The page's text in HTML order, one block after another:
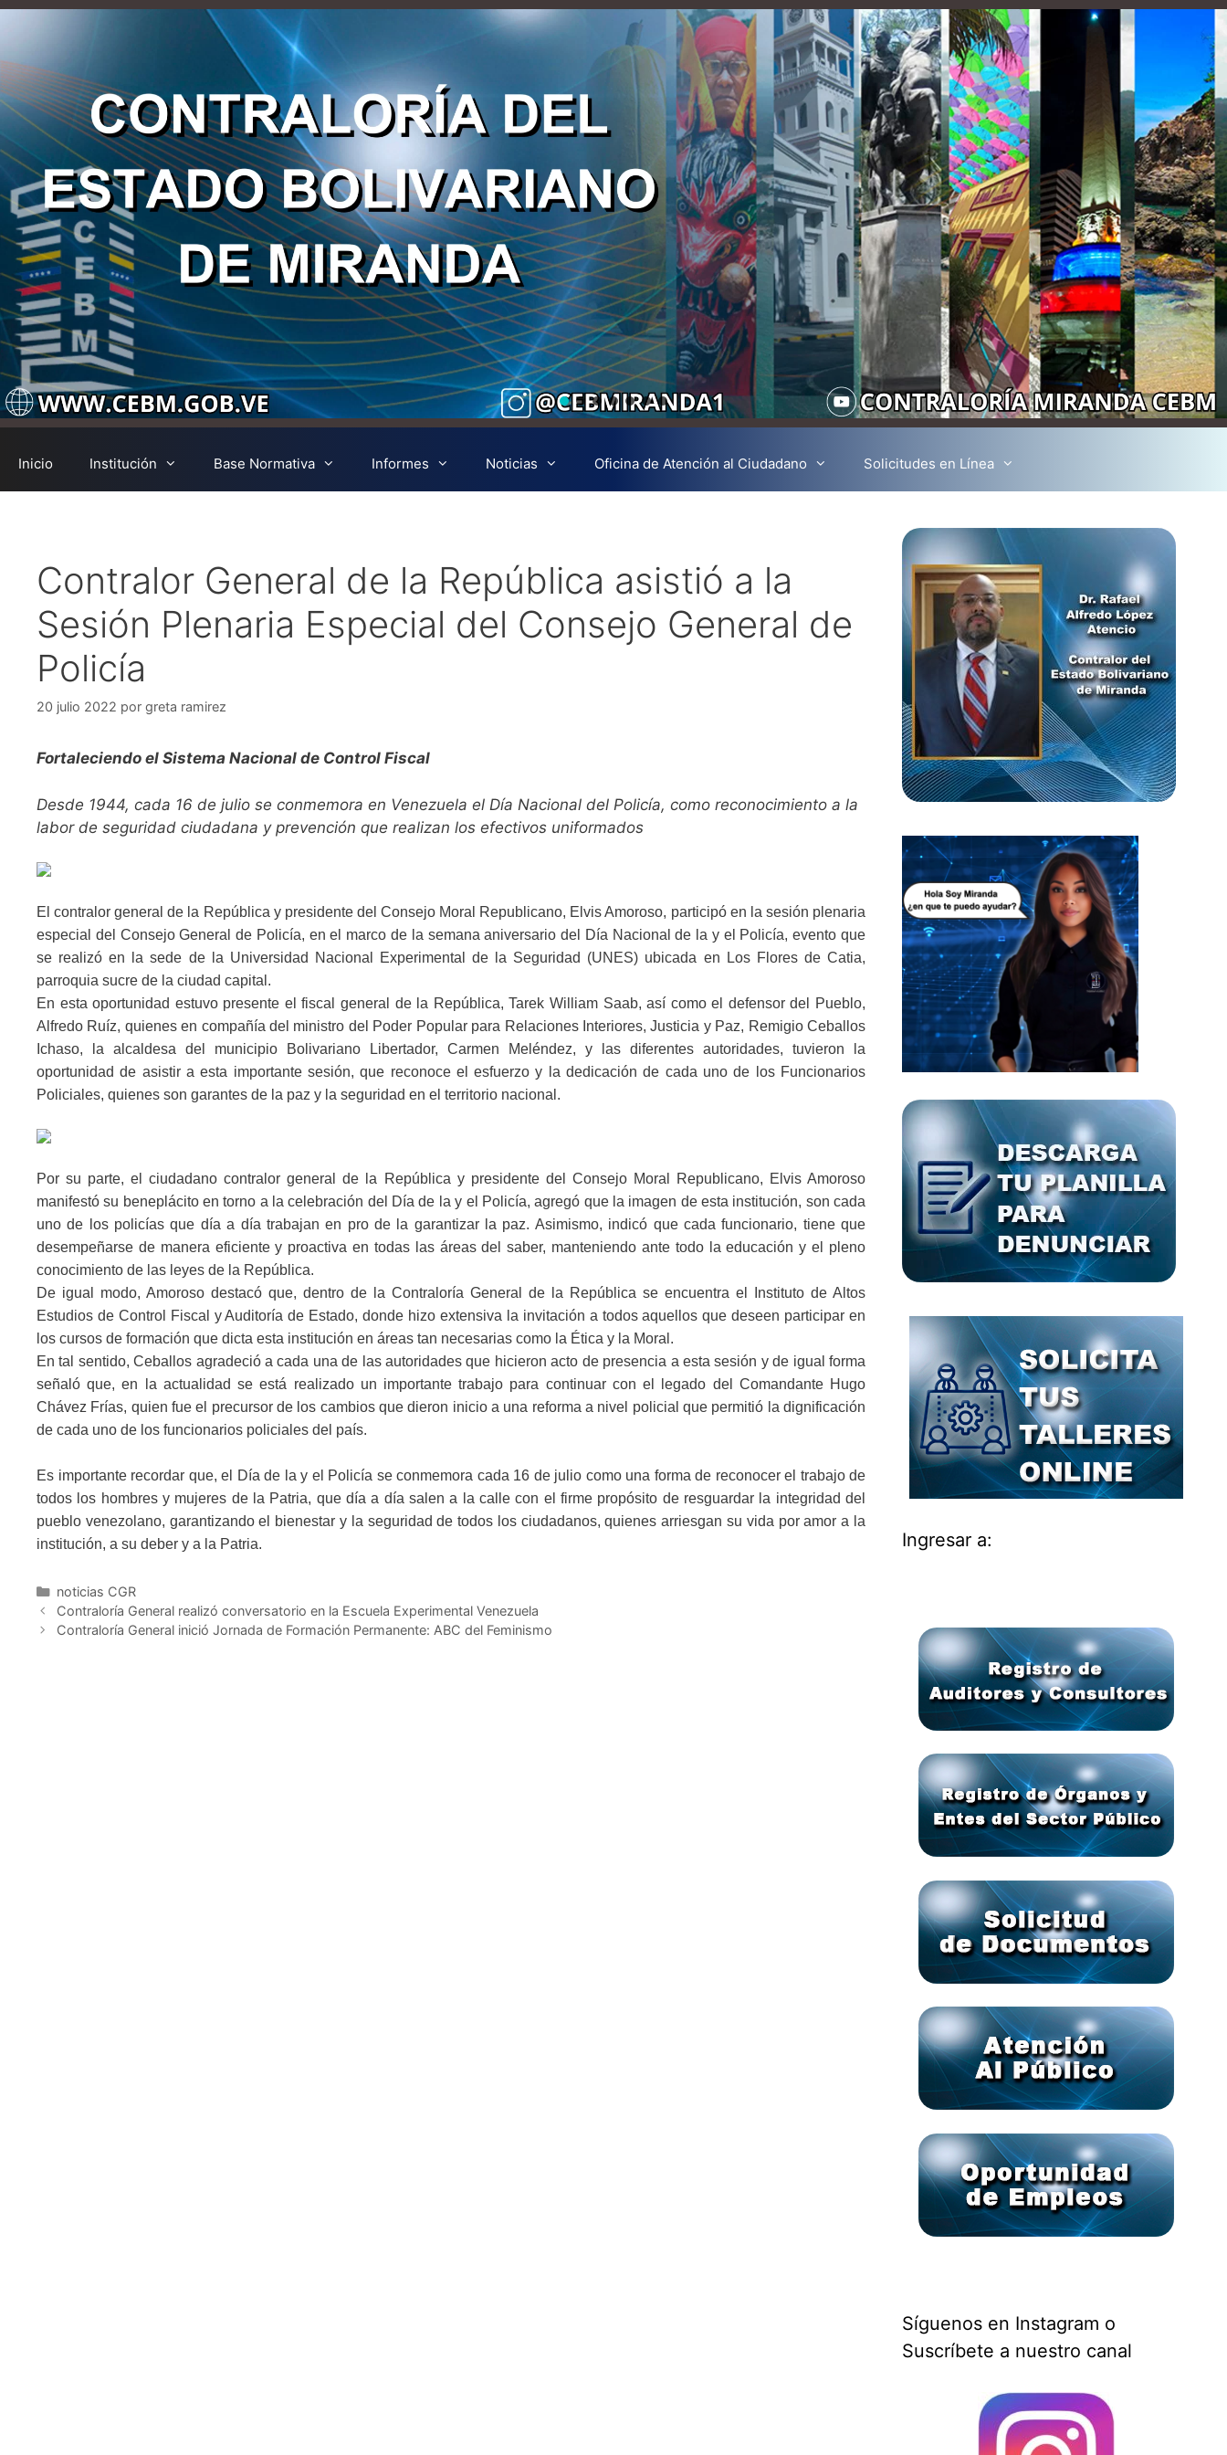
Inicio Institución Base Normativa Informes Noticias Oficina de Atención al Ciudadano Solicitudes en Línea
Contralor General de la República asistió a la
Sesión Plenaria Especial del Consejo General de
Policía
20 julio 2022 por greta ramirez
Fortaleciendo el Sistema Nacional de Control Fiscal
Desde 1944, cada 16 de julio se conmemora en Venezuela el Día Nacional del Policía, como reconocimiento a la
labor de seguridad ciudadana y prevención que realizan los efectivos uniformados
El contralor general de la República y presidente del Consejo Moral Republicano, Elvis Amoroso, participó en la sesión plenaria
especial del Consejo General de Policía, en el marco de la semana aniversario del Día Nacional de la y el Policía, evento que
se realizó en la sede de la Universidad Nacional Experimental de la Seguridad (UNES) ubicada en Los Flores de Catia,
parroquia sucre de la ciudad capital.
En esta oportunidad estuvo presente el fiscal general de la República, Tarek William Saab, así como el defensor del Pueblo,
Alfredo Ruíz, quienes en compañía del ministro del Poder Popular para Relaciones Interiores, Justicia y Paz, Remigio Ceballos
Ichaso, la alcaldesa del municipio Bolivariano Libertador, Carmen Meléndez, y las diferentes autoridades, tuvieron la
oportunidad de asistir a esta importante sesión, que reconoce el esfuerzo y la dedicación de cada uno de los Funcionarios
Policiales, quienes son garantes de la paz y la seguridad en el territorio nacional.
Por su parte, el ciudadano contralor general de la República y presidente del Consejo Moral Republicano, Elvis Amoroso
manifestó su beneplácito en torno a la celebración del Día de la y el Policía, agregó que la imagen de esta institución, son cada
uno de los policías que día a día trabajan en pro de la garantizar la paz. Asimismo, indicó que cada funcionario, tiene que
desempeñarse de manera eficiente y proactiva en todas las áreas del saber, manteniendo ante todo la educación y el pleno
conocimiento de las leyes de la República.
De igual modo, Amoroso destacó que, dentro de la Contraloría General de la República se encuentra el Instituto de Altos
Estudios de Control Fiscal y Auditoría de Estado, donde hizo extensiva la invitación a todos aquellos que deseen participar en
los cursos de formación que dicta esta institución en áreas tan necesarias como la Ética y la Moral.
En tal sentido, Ceballos agradeció a cada una de las autoridades que hicieron acto de presencia a esta sesión y de igual forma
señaló que, en la actualidad se está realizado un importante trabajo para continuar con el legado del Comandante Hugo
Chávez Frías, quien fue el precursor de los cambios que dieron inicio a una reforma a nivel policial que permitió la dignificación
de cada uno de los funcionarios policiales del país.
Es importante recordar que, el Día de la y el Policía se conmemora cada 16 de julio como una forma de reconocer el trabajo de
todos los hombres y mujeres de la Patria, que día a día salen a la calle con el firme propósito de resguardar la integridad del
pueblo venezolano, garantizando el bienestar y la seguridad de todos los ciudadanos, quienes arriesgan su vida por amor a la
institución, a su deber y a la Patria.
noticias CGR
Contraloría General realizó conversatorio en la Escuela Experimental Venezuela
Contraloría General inició Jornada de Formación Permanente: ABC del Feminismo
Ingresar a:
Síguenos en Instagram o
Suscríbete a nuestro canal